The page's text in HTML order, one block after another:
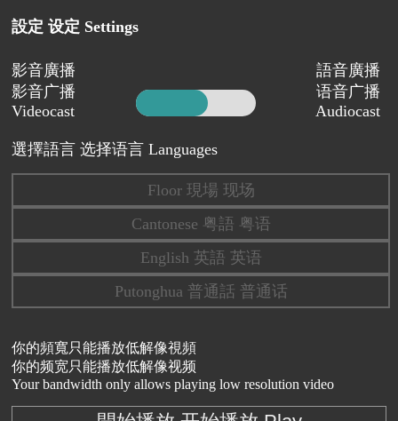
設定 设定 Settings
影音廣播
影音广播
Videocast
語音廣播
语音广播
Audiocast
選擇語言 选择语言 Languages
Floor 現場 现场
Cantonese 粤語 粤语
English 英語 英语
Putonghua 普通話 普通话
你的頻寬只能播放低解像視頻
你的频宽只能播放低解像视频
Your bandwidth only allows playing low resolution video